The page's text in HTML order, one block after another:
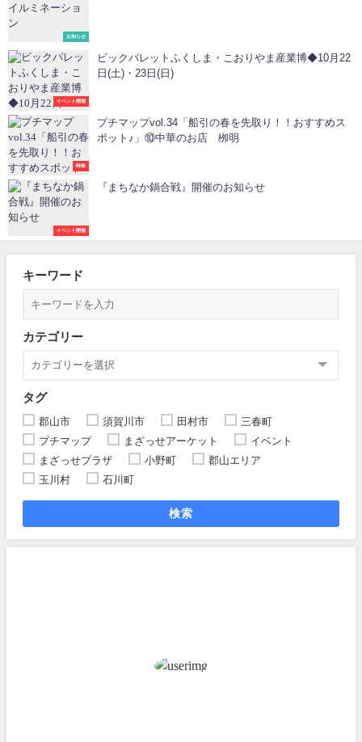
お知らせ
イベント開催
ビックパレットふくしま・こおりやま産業博◆10月22
日(土)・23日(日)
特集
プチマップvol.34「船引の春を先取り！！おすすめス
ポット♪」⑩中華のお店 栁明
イベント開催
『まちなか鍋合戦』開催のお知らせ
キーワード
カテゴリー
タグ
郡山市 須賀川市 田村市
三春町
プチマップ
まざっせアーケット
イベント
まざっせプラザ
小野町
郡山エリア
玉川村
石川町
検索